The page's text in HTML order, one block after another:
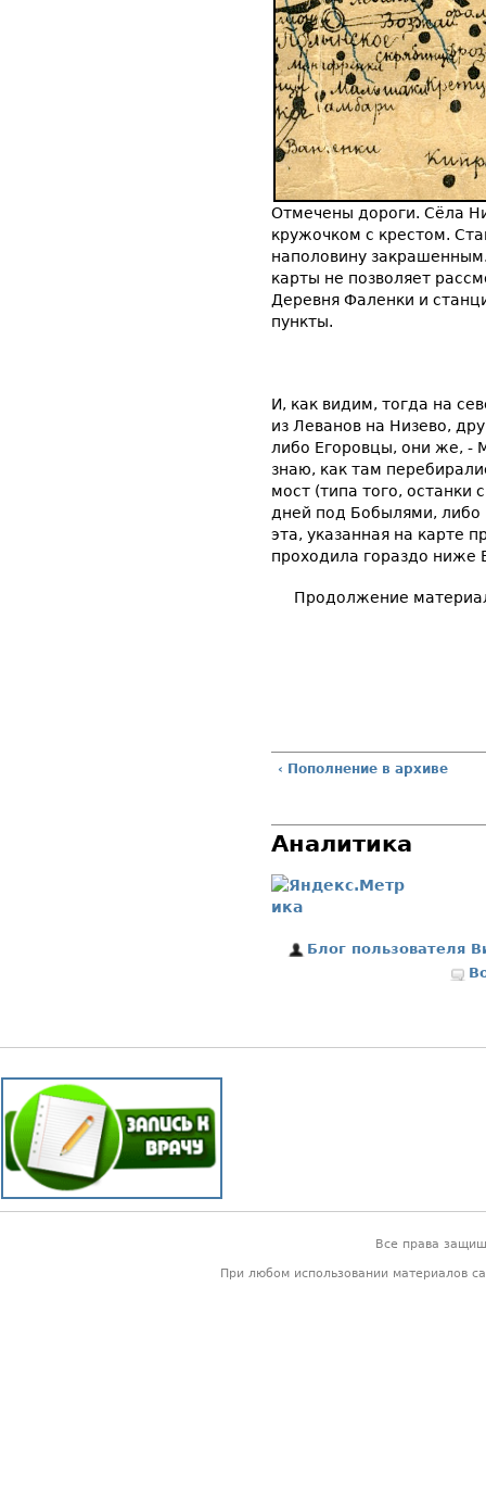
Отмечены дороги. Сёла
кружочком с крестом.
наполовину
карты не позволяет
Деревня Фаленки и
пункты.
И, как видим, тогда на
из Леванов на Низево,
либо Егоровцы, они же, -
знаю, как там
мост (типа того, останки
дней под Бобылями,
эта, указанная на карте
проходила гораздо ниже
Продолжение
‹ Пополнение в архиве
Аналитика
Блог пользователя
Все права
При любом использовании материалов